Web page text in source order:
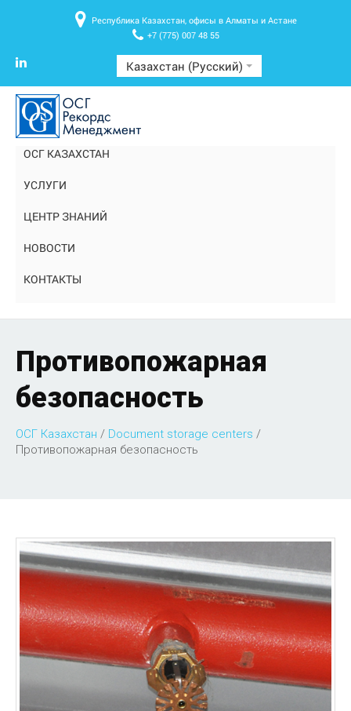
Республика Казахстан, офисы в Алматы и Астане
+7 (775) 007 48 55
Казахстан (Русский)
ОСГ КАЗАХСТАН
УСЛУГИ
ЦЕНТР ЗНАНИЙ
НОВОСТИ
КОНТАКТЫ
Противопожарная
безопасность
ОСГ Казахстан / Document storage centers /
Противопожарная безопасность